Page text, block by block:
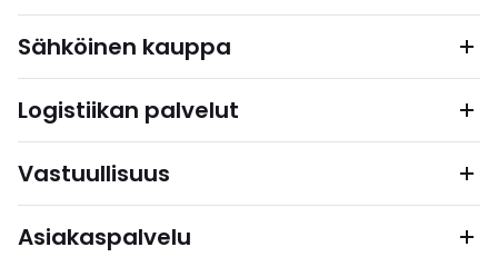
Sähköinen kauppa
Logistiikan palvelut
Vastuullisuus
Asiakaspalvelu